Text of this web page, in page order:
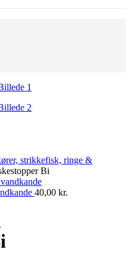
strikkefisk, ringe &
Bi
40,00 kr.